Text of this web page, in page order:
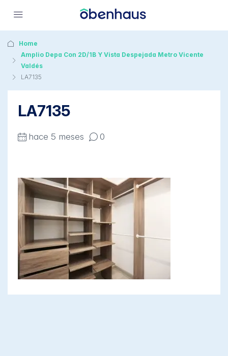
Home
Amplio Depa Con 2D/1B Y Vista Despejada Metro Vicente
Valdés
LA7135
LA7135
hace 5 meses 0